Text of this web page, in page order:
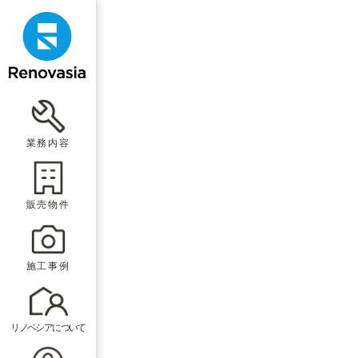
業務内容
販売物件
施工事例
リノベシアについて